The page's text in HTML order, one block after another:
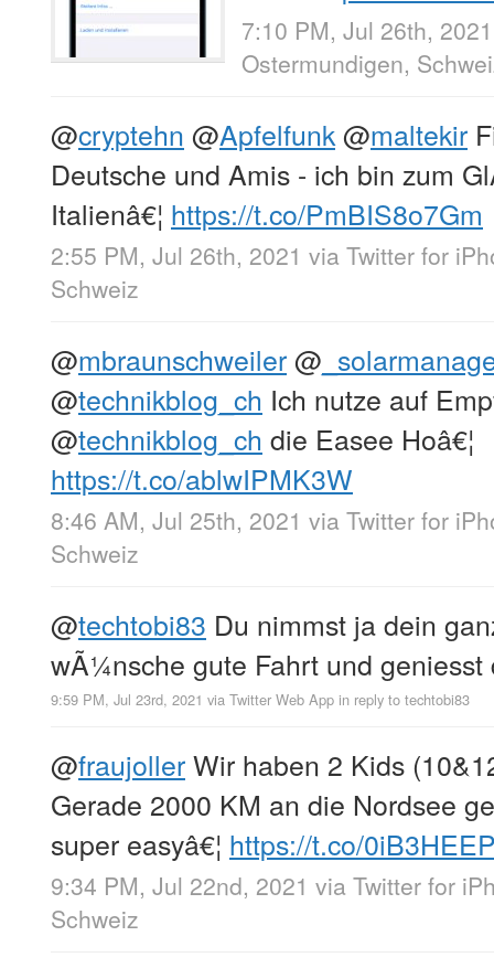
7:10 PM, Jul 26th, 2021
Ostermundigen,
@cryptehn @Apfelfunk@maltekir
Deutsche und Amis - ich bin zum
Italienâ€¦ https://t.co/PmBIS8o7Gm
2:55 PM, Jul 26th, 2021 via Twitter for
Schweiz
@mbraunschweiler@
@technikblog_ch Ich nutze auf
@technikblog_ch die Easee Hoâ€¦
https://t.co/ablwIPMK3W
8:46 AM, Jul 25th, 2021 via Twitter for
Schweiz
@techtobi83 Du nimmst ja dein
wÃ¼nsche gute Fahrt und geniesst
9:59 PM, Jul 23rd, 2021 via Twitter Web App in reply to techtobi83
@fraujollerWir haben 2 Kids
Gerade 2000 KM an die Nordsee
super easyâ€¦ https://t.co/
9:34 PM, Jul 22nd, 2021 via Twitter for
Schweiz